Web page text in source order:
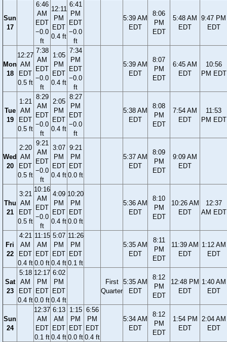
Sun
17
6:46
AM
EDT
−0.0
ft
12:11
PM
EDT
0.4 ft
6:41
PM
EDT
−0.0
ft
5:39 AM
EDT
8:06
PM
EDT
5:48 AM
EDT
9:47 PM
EDT
Mon
18
12:27
AM
EDT
0.5 ft
7:38
AM
EDT
−0.0
ft
1:05
PM
EDT
0.4 ft
7:34
PM
EDT
−0.0
ft
5:39 AM
EDT
8:07
PM
EDT
6:45 AM
EDT
10:56
PM EDT
Tue
19
1:21
AM
EDT
0.5 ft
8:29
AM
EDT
−0.0
ft
2:05
PM
EDT
0.4 ft
8:27
PM
EDT
−0.0
ft
5:38 AM
EDT
8:08
PM
EDT
7:54 AM
EDT
11:53
PM EDT
Wed
20
2:20
AM
EDT
0.5 ft
9:21
AM
EDT
−0.0
ft
3:07
PM
EDT
0.4 ft
9:21
PM
EDT
0.0 ft
5:37 AM
EDT
8:09
PM
EDT
9:09 AM
EDT
Thu
21
3:21
AM
EDT
0.5 ft
10:16
AM
EDT
−0.0
ft
4:09
PM
EDT
0.4 ft
10:20
PM
EDT
0.0 ft
5:36 AM
EDT
8:10
PM
EDT
10:26 AM
EDT
12:37
AM EDT
Fri
22
4:21
AM
EDT
0.4 ft
11:15
AM
EDT
0.0 ft
5:07
PM
EDT
0.4 ft
11:26
PM
EDT
0.1 ft
5:35 AM
EDT
8:11
PM
EDT
11:39 AM
EDT
1:12 AM
EDT
Sat
23
5:18
AM
EDT
0.4 ft
12:17
PM
EDT
0.0 ft
6:02
PM
EDT
0.4 ft
First
Quarter
5:35 AM
EDT
8:12
PM
EDT
12:48 PM
EDT
1:40 AM
EDT
Sun
24
12:37
AM
EDT
0.1 ft
6:13
AM
EDT
0.4 ft
1:15
PM
EDT
0.0 ft
6:56
PM
EDT
0.4 ft
5:34 AM
EDT
8:12
PM
EDT
1:54 PM
EDT
2:04 AM
EDT